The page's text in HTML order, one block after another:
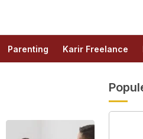
Parenting Karir Freelance